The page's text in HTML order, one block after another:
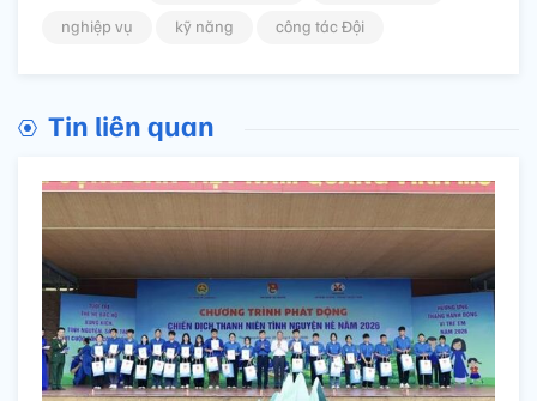
nghiệp vụ
kỹ năng công tác Đội
Tin liên quan